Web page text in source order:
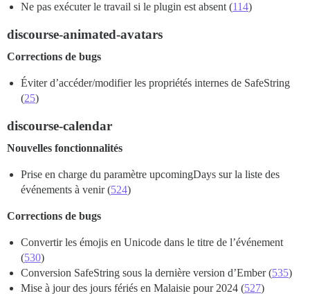
Ne pas exécuter le travail si le plugin est absent (114)
discourse-animated-avatars
Corrections de bugs
Éviter d’accéder/modifier les propriétés internes de SafeString
(25)
discourse-calendar
Nouvelles fonctionnalités
Prise en charge du paramètre upcomingDays sur la liste des
événements à venir (524)
Corrections de bugs
Convertir les émojis en Unicode dans le titre de l’événement
(530)
Conversion SafeString sous la dernière version d’Ember (535)
Mise à jour des jours fériés en Malaisie pour 2024 (527)